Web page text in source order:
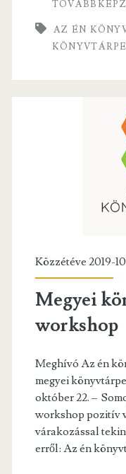
fia
vagyok
k
AZ ÉN
Közzétéve 2019-
Megyei
workshop
Meghívó Az én
megyei
október 22. –
workshop pozitív
várakozással
erről: Az én